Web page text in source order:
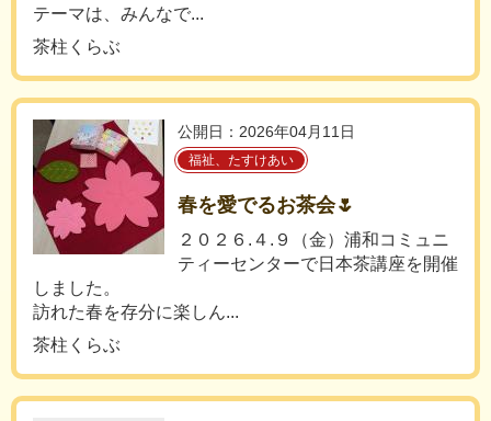
テーマは、みんなで...
茶柱くらぶ
公開日：2026年04月11日
福祉、たすけあい
春を愛でるお茶会🌷
２０２６.４.９（金）浦和コミュニ
ティーセンターで日本茶講座を開催
しました。
訪れた春を存分に楽しん...
茶柱くらぶ